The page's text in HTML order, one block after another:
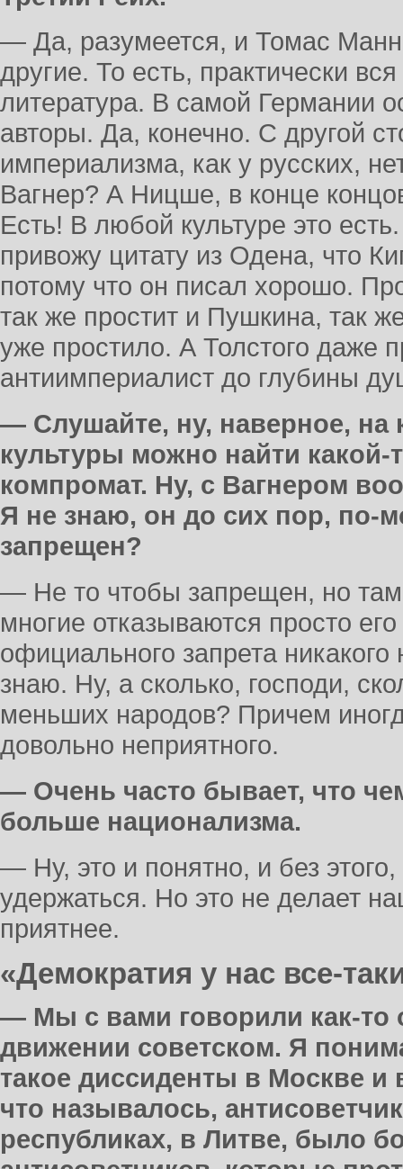
— Да, разумеется, и Томас
другие. То есть, практически
литература. В самой Германии
авторы. Да, конечно. С другой
империализма, как у русских,
Вагнер? А Ницше, в конце
Есть! В любой культуре это
привожу цитату из Одена, что
потому что он писал хорошо.
так же простит и Пушкина, так
уже простило. А Толстого даже
антиимпериалист до глубины
— Слушайте, ну, наверное, на
культуры можно найти какой-
компромат. Ну, с Вагнером
Я не знаю, он до сих пор, по-
запрещен?
— Не то чтобы запрещен, но там
многие отказываются просто
официального запрета никакого
знаю. Ну, а сколько, господи,
меньших народов? Причем
довольно неприятного.
— Очень часто бывает, что
больше национализма.
— Ну, это и понятно, и без
удержаться. Но это не делает
приятнее.
«Демократия у нас все-
— Мы с вами говорили как-то
движении советском. Я
такое диссиденты в Москве и
что называлось,
республиках, в Литве, было